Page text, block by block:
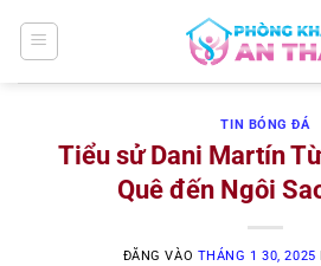
qua
TIN BÓNG ĐÁ
Tiểu sử Dani Martín
Quê đến Ngôi
ĐĂNG VÀO THÁNG 1 30, 2025